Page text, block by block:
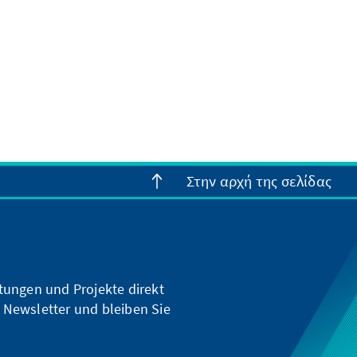
Στην αρχή της σελίδας
und Projekte direkt
und bleiben Sie